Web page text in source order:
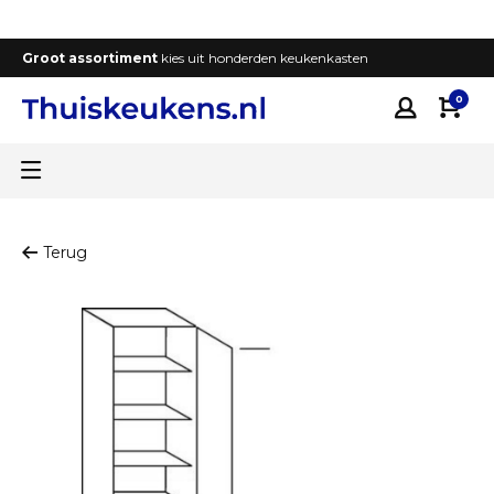
Groot assortiment kies uit honderden keukenkasten
0
Terug